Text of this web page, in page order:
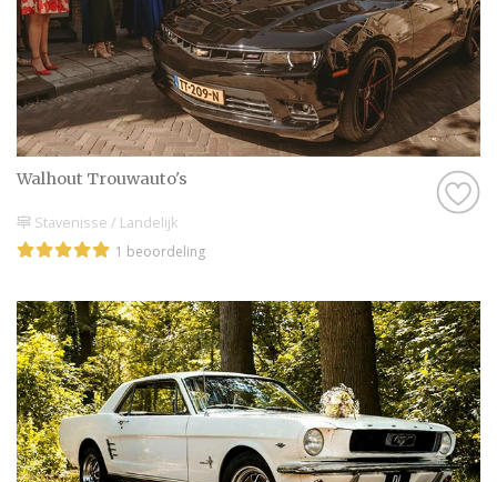
Walhout Trouwauto's
Stavenisse / Landelijk
1 beoordeling